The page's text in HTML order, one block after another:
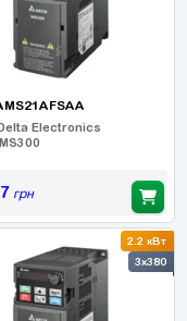
Electronics
MS300
грн
2.2 кВт
3x380